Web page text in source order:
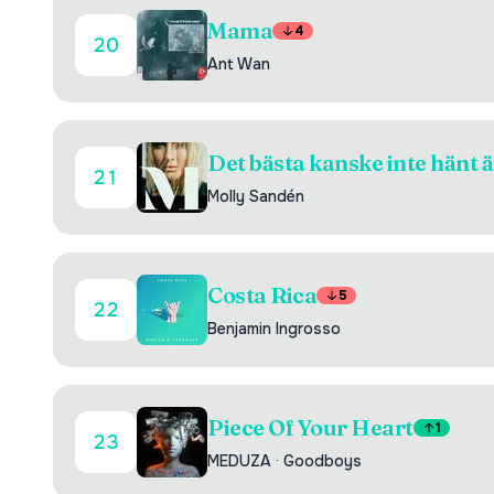
20
Mama 4
Ant Wan
21
Det bästa kanske inte hänt
Molly Sandén
22
Costa Rica 5
Benjamin Ingrosso
23
Piece Of Your Heart 1
MEDUZA · Goodboys